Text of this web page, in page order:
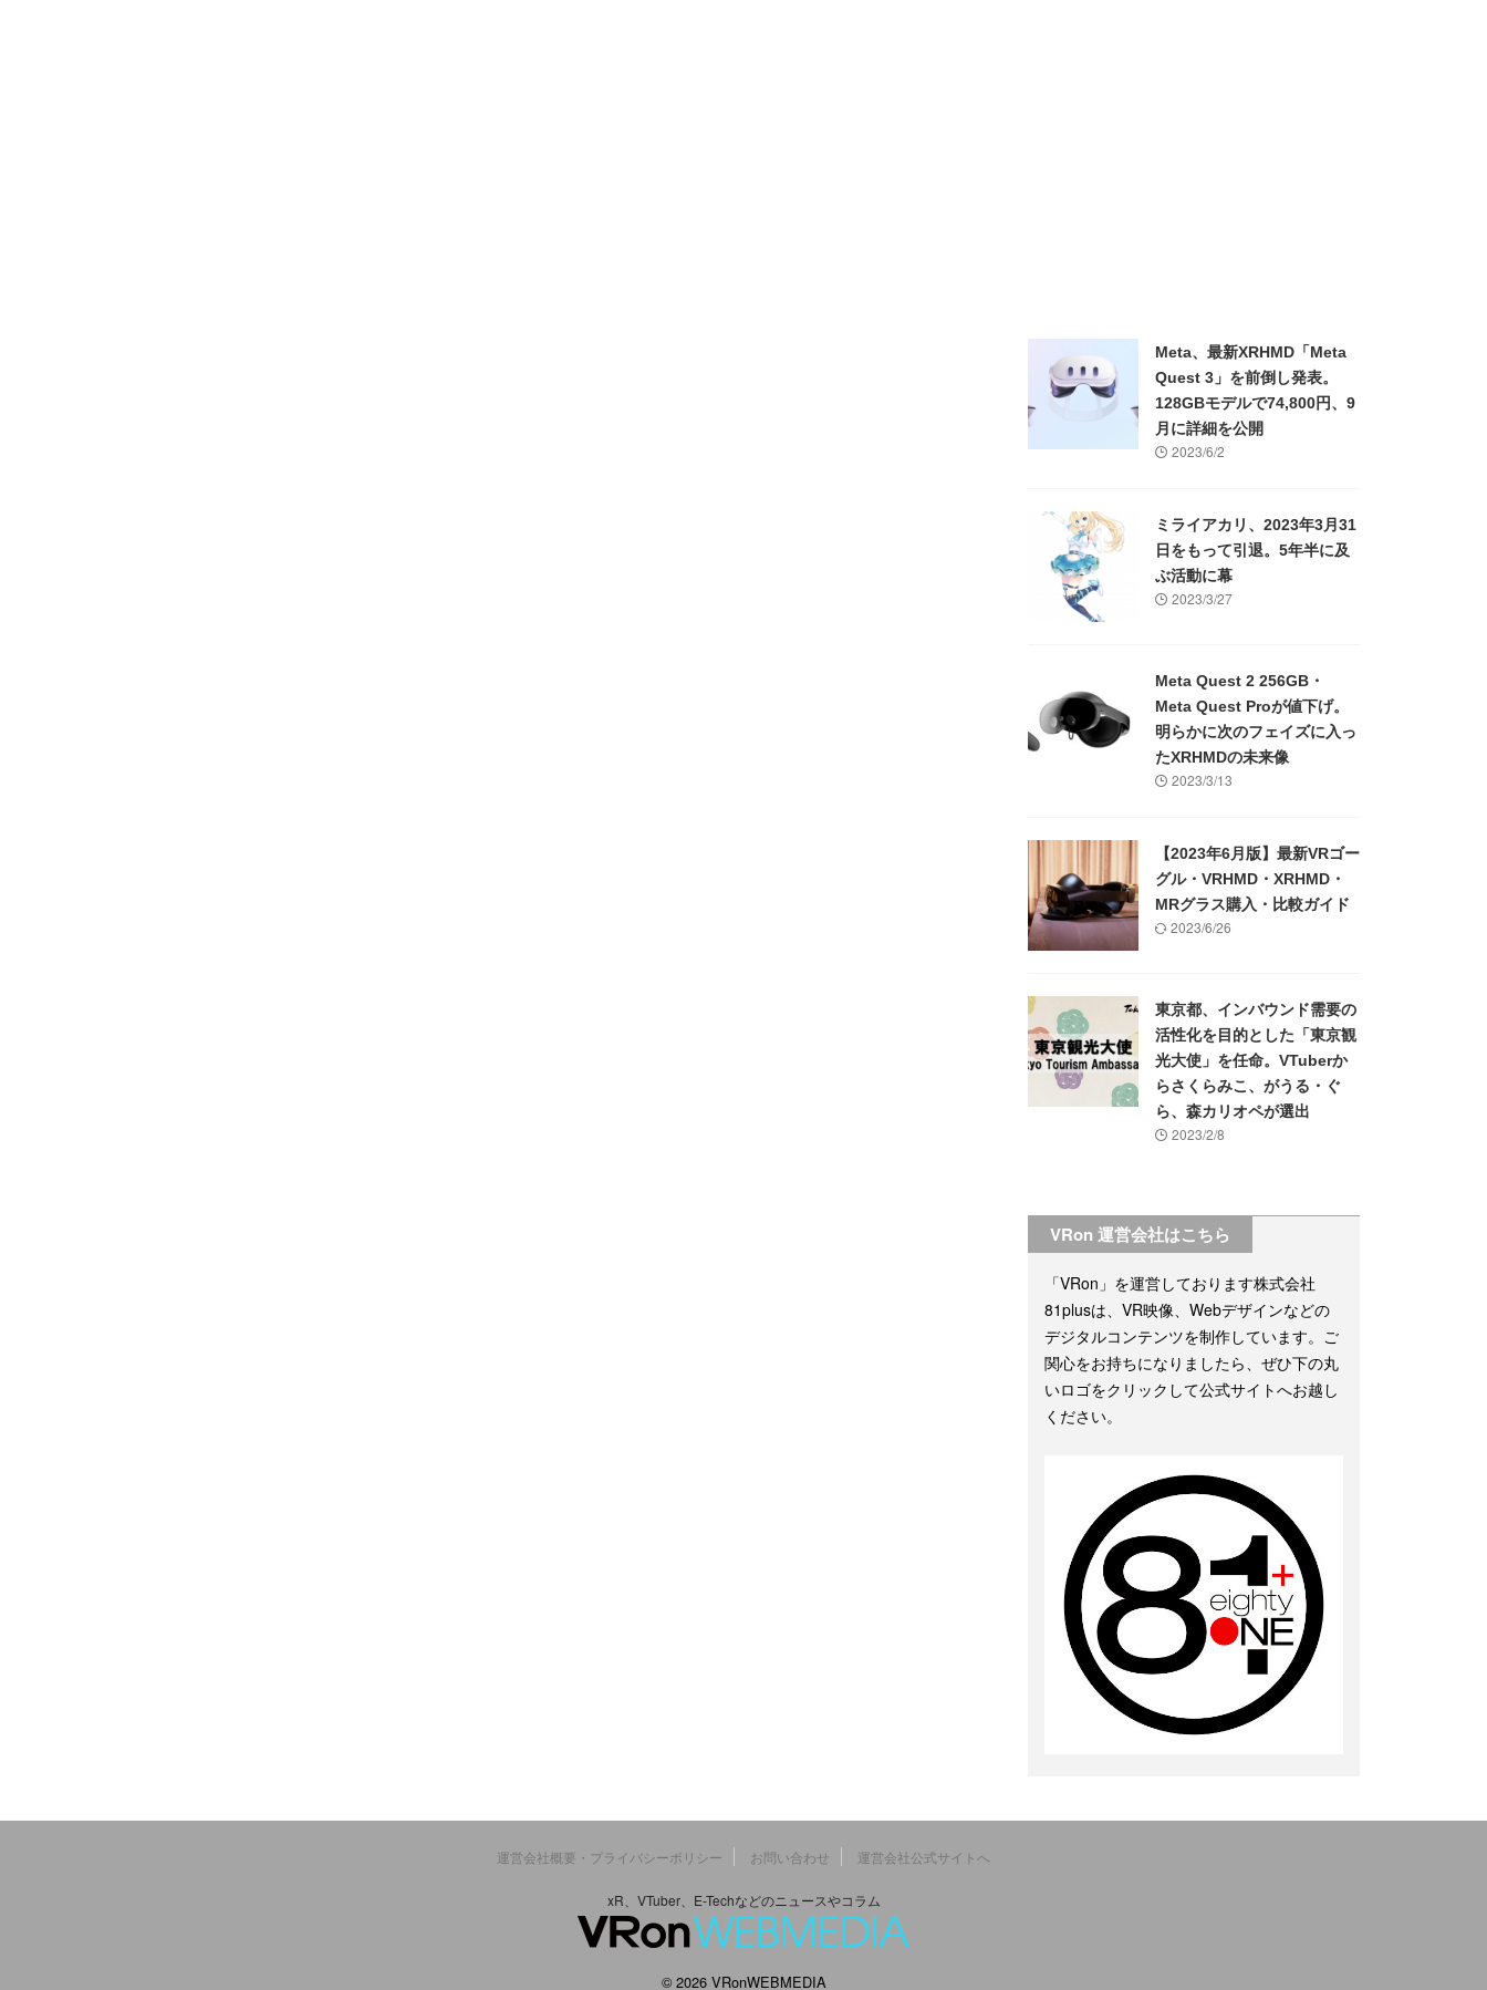
Meta、最新XRHMD「Meta
Quest 3」を前倒し発表。
128GBモデルで74,800円、9
月に詳細を公開
2023/6/2
ミライアカリ、2023年3月31
日をもって引退。5年半に及
ぶ活動に幕
2023/3/27
Meta Quest 2 256GB・
Meta Quest Proが値下げ。
明らかに次のフェイズに入っ
たXRHMDの未来像
2023/3/13
【2023年6月版】最新VRゴー
グル・VRHMD・XRHMD・
MRグラス購入・比較ガイド
2023/6/26
東京都、インバウンド需要の
活性化を目的とした「東京観
光大使」を任命。VTuberか
らさくらみこ、がうる・ぐ
ら、森カリオペが選出
2023/2/8
VRon 運営会社はこちら
「VRon」を運営しております株式会社
81plusは、VR映像、Webデザインなどの
デジタルコンテンツを制作しています。ご
関心をお持ちになりましたら、ぜひ下の丸
いロゴをクリックして公式サイトへお越し
ください。
運営会社概要・プライバシーポリシー お問い合わせ 運営会社公式サイトへ
xR、VTuber、E-Techなどのニュースやコラム
© 2026 VRonWEBMEDIA